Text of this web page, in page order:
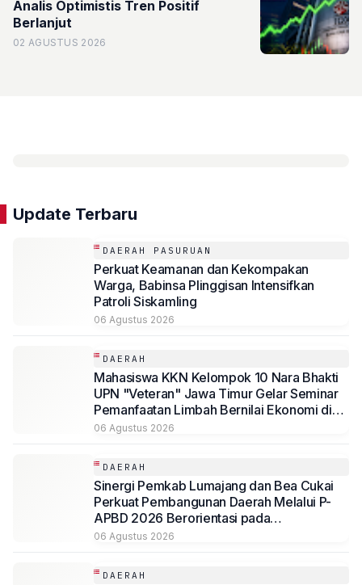
Analis Optimistis Tren Positif
Berlanjut
02 AGUSTUS 2026
Update Terbaru
DAERAH PASURUAN
Perkuat Keamanan dan Kekompakan
Warga, Babinsa Plinggisan Intensifkan
Patroli Siskamling
06 Agustus 2026
DAERAH
Mahasiswa KKN Kelompok 10 Nara Bhakti
UPN "Veteran" Jawa Timur Gelar Seminar
Pemanfaatan Limbah Bernilai Ekonomi di
Desa Mojoduwur
06 Agustus 2026
DAERAH
Sinergi Pemkab Lumajang dan Bea Cukai
Perkuat Pembangunan Daerah Melalui P-
APBD 2026 Berorientasi pada
Kesejahteraan Masyarakat
06 Agustus 2026
DAERAH